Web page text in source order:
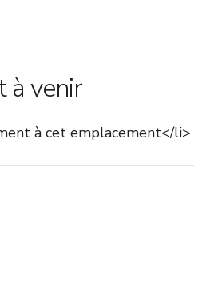
à venir
à cet emplacement</li>